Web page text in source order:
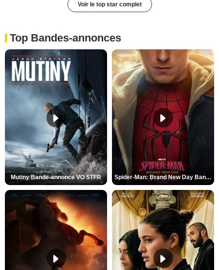
Voir le top star complet
Top Bandes-annonces
Mutiny Bande-annonce VO STFR Spider-Man: Brand New Day Bande-annonce VO STFR